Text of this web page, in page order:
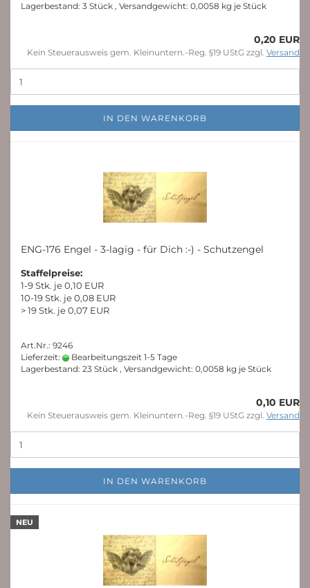
Lagerbestand: 3 Stück , Versandgewicht: 0,0058 kg je Stück
0,20 EUR
Kein Steuerausweis gem. Kleinuntern.-Reg. §19 UStG zzgl. Versand
IN DEN WARENKORB
ENG-176 Engel - 3-lagig - für Dich :-) - Schutzengel
Staffelpreise:
1-9 Stk. je 0,10 EUR
10-19 Stk. je 0,08 EUR
> 19 Stk. je 0,07 EUR
Art.Nr.: 9246
Lieferzeit:
Bearbeitungszeit 1-5 Tage
Lagerbestand: 23 Stück , Versandgewicht: 0,0058 kg je Stück
0,10 EUR
Kein Steuerausweis gem. Kleinuntern.-Reg. §19 UStG zzgl. Versand
IN DEN WARENKORB
NEU